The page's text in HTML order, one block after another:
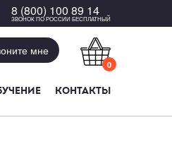
8 (800) 100 89 14
ЗВОНОК ПО РОССИИ БЕСПЛАТНЫЙ
мне
0
КОНТАКТЫ